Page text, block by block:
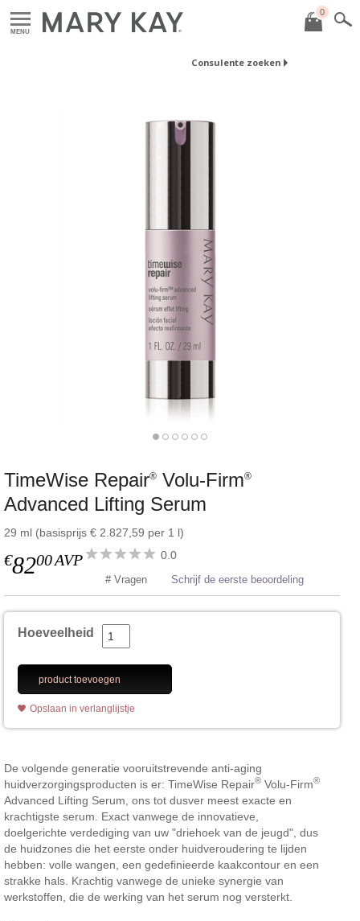
MENU
0
Consulente zoeken
TimeWise Repair® Volu-Firm®
Advanced Lifting Serum
29 ml (basisprijs € 2.827,59 per 1 l)
€8200AVP 0.0
# Vragen Schrijf de eerste beoordeling
Hoeveelheid
product toevoegen
Opslaan in verlanglijstje
De volgende generatie vooruitstrevende anti-aging
huidverzorgingsproducten is er: TimeWise Repair® Volu-Firm®
Advanced Lifting Serum, ons tot dusver meest exacte en
krachtigste serum. Exact vanwege de innovatieve,
doelgerichte verdediging van uw "driehoek van de jeugd", dus
de huidzones die het eerste onder huidveroudering te lijden
hebben: volle wangen, een gedefinieerde kaakcontour en een
strakke hals. Krachtig vanwege de unieke synergie van
werkstoffen, die de werking van het serum nog versterkt.